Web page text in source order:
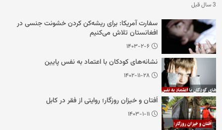
3 سال قبل
سفارت آمریکا: برای ریشه‌کن کردن خشونت جنسی در
افغانستان تلاش می‌کنیم
۱۴۰۳-۲-۶
نشانه‌های کودکان با اعتماد به نفس پایین
۱۴۰۲-۱۱-۲۸
اُفتان و خیزان روزگار؛ روایتی از فقر در کابل
۱۴۰۳-۱-۱۱